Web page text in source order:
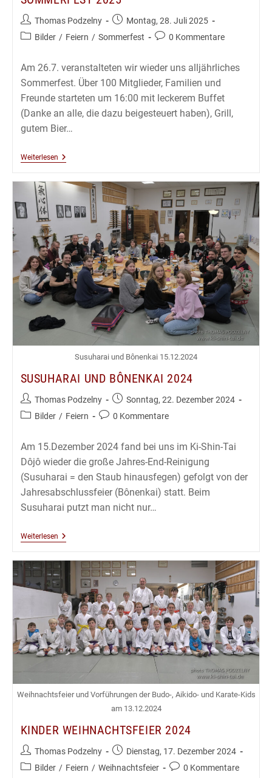
Beitrags-
Autor:
Thomas Podzelny
Beitrag
veröffentlicht:
Montag, 28. Juli 2025
Beitrags-
Bilder / Feiern / Sommerfest
Beitrags-
0 Kommentare
Am 26.7. veranstalteten wir wieder uns alljährliches
Sommerfest. Über 100 Mitglieder, Familien und
Freunde starteten um 16:00 mit leckerem Buffet
(Danke an alle, die dazu beigesteuert haben), Grill,
gutem Bier…
WeiterlesenSommerfest
Susuharai und Bônenkai 15.12.2024
SUSUHARAI UND BÔNENKAI 2024
Beitrags-
Autor:
Thomas Podzelny
Beitrag
veröffentlicht:
Sonntag, 22. Dezember 2024
Beitrags-
Bilder / Feiern
Beitrags-
0 Kommentare
Am 15.Dezember 2024 fand bei uns im Ki-Shin-Tai
Dôjô wieder die große Jahres-End-Reinigung
(Susuharai = den Staub hinausfegen) gefolgt von der
Jahresabschlussfeier (Bônenkai) statt. Beim
Susuharai putzt man nicht nur…
WeiterlesenSusuharai
2024
Weihnachtsfeier und Vorführungen der Budo-, Aikido- und Karate-Kids
am 13.12.2024
KINDER WEIHNACHTSFEIER 2024
Beitrags-
Autor:
Thomas Podzelny
Beitrag
veröffentlicht:
Dienstag, 17. Dezember 2024
Beitrags-
Bilder / Feiern / Weihnachtsfeier
Beitrags-
0 Kommentare